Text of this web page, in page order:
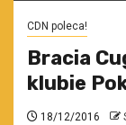
CDN poleca!
Bracia
klubie
18/12/2016